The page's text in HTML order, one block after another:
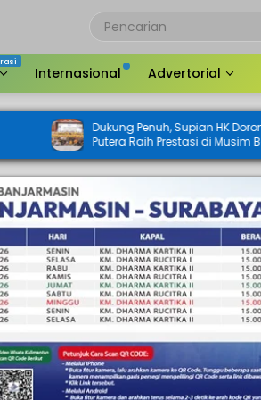
Internasional Advertorial
Dukung Penuh, Supian HK Dorong Barito
Putera Raih Prestasi di Musim Baru